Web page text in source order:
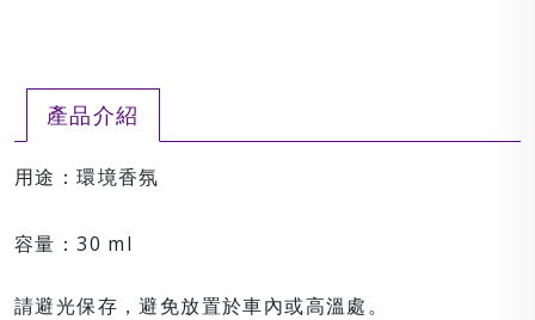
產品介紹
用途：環境香氛
容量：30 ml
請避光保存，避免放置於車內或高溫處。